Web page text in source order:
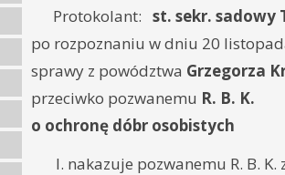
Protokolant: st. sekr. sadowy
po rozpoznaniu w dniu 20
sprawy z powództwa Grzegorza
przeciwko pozwanemu R. B. K.
o ochronę dóbr osobistych
nakazuje pozwanemu R. B.